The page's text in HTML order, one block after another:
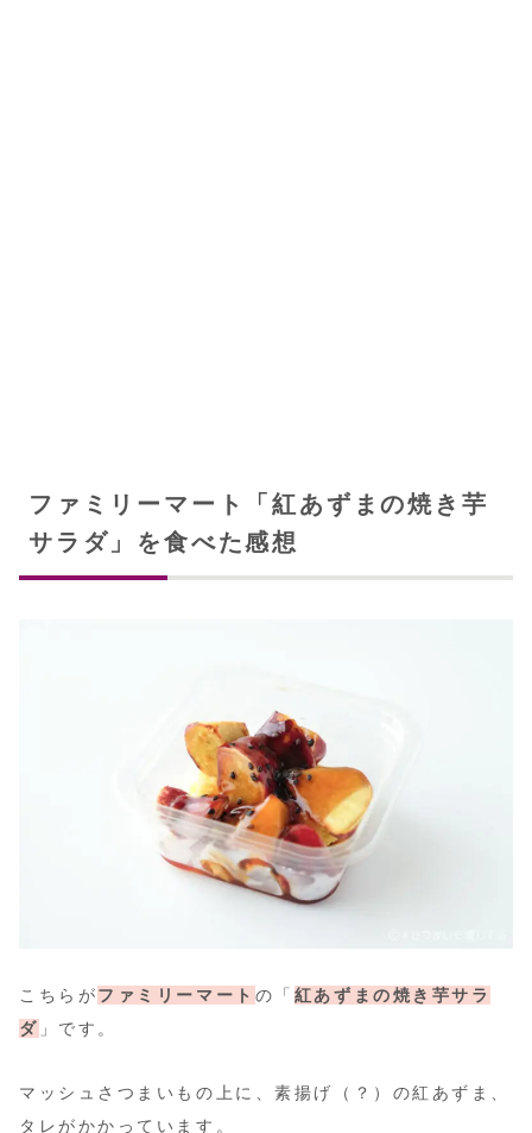
ファミリーマート「紅あずまの焼き芋
サラダ」を食べた感想
こちらがファミリーマート の「 紅あずまの焼き芋サラ
ダ 」です。
マッシュさつまいもの上に、素揚げ（？）の紅あずま、
タレがかかっています。